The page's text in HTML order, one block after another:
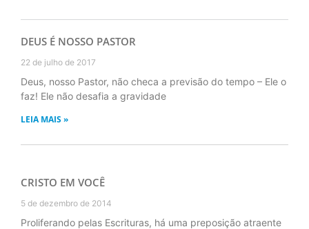
DEUS É NOSSO PASTOR
22 de julho de 2017
Deus, nosso Pastor, não checa a previsão do tempo – Ele o
faz! Ele não desafia a gravidade
LEIA MAIS »
CRISTO EM VOCÊ
5 de dezembro de 2014
Proliferando pelas Escrituras, há uma preposição atraente